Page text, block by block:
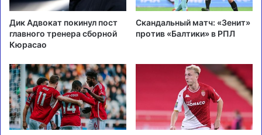
Дик Адвокат покинул пост
главного тренера сборной
Кюрасао
Скандальный матч: «Зенит»
против «Балтики» в РПЛ